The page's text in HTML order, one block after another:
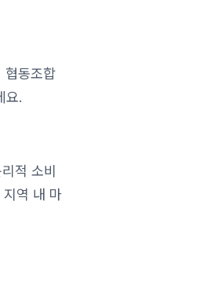
협동조합
요.
적 소비
지역 내 마